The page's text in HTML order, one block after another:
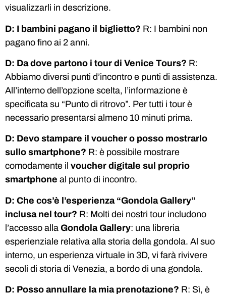
visualizzarli in descrizione.
D: I bambini pagano il biglietto? R: I bambini non
pagano fino ai 2 anni.
D: Da dove partono i tour di Venice Tours? R:
Abbiamo diversi punti d’incontro e punti di assistenza.
All’interno dell’opzione scelta, l’informazione è
specificata su “Punto di ritrovo”. Per tutti i tour è
necessario presentarsi almeno 10 minuti prima.
D: Devo stampare il voucher o posso mostrarlo
sullo smartphone? R: è possibile mostrare
comodamente il voucher digitale sul proprio
smartphone al punto di incontro.
D: Che cos’è l’esperienza “Gondola Gallery”
inclusa nel tour? R: Molti dei nostri tour includono
l’accesso alla Gondola Gallery: una libreria
esperienziale relativa alla storia della gondola. Al suo
interno, un esperienza virtuale in 3D, vi farà rivivere
secoli di storia di Venezia, a bordo di una gondola.
D: Posso annullare la mia prenotazione? R: Sì, è